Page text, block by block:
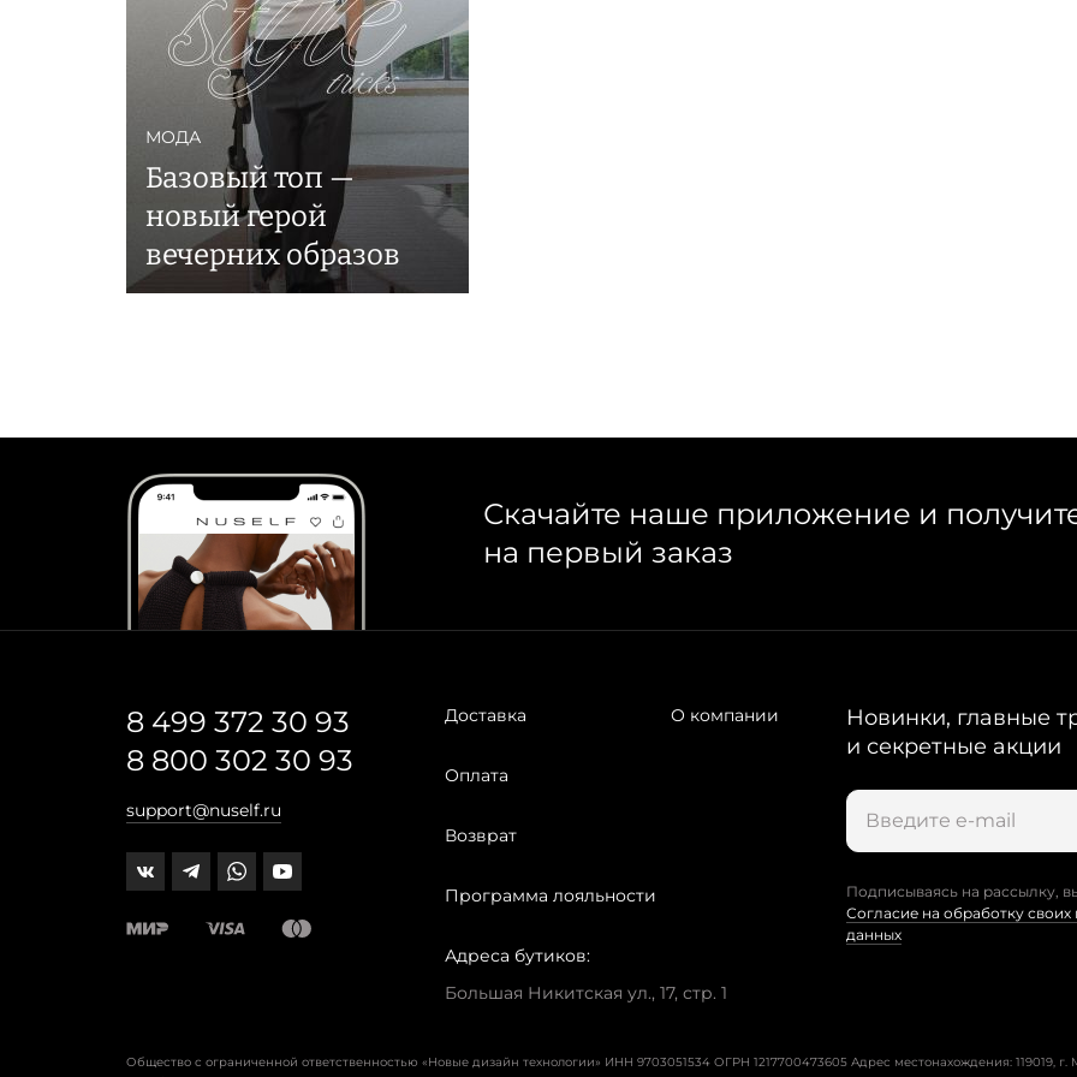
МОДА
Базовый топ —
новый герой
вечерних образов
Скачайте наше приложение и
на первый заказ
8 499 372 30 93
8 800 302 30 93
support@nuself.ru
Доставка
Оплата
Возврат
Программа лояльности
О компании
Адреса бутиков:
Большая Никитская ул., 17, стр. 1
Новинки, главные
и секретные акции
Подписываясь на рассылку,
Согласие на обработку
данных
Общество с ограниченной ответственностью «Новые дизайн технологии» ИНН 9703051534 ОГРН 1217700473605 Адрес местонахождения: 119019,